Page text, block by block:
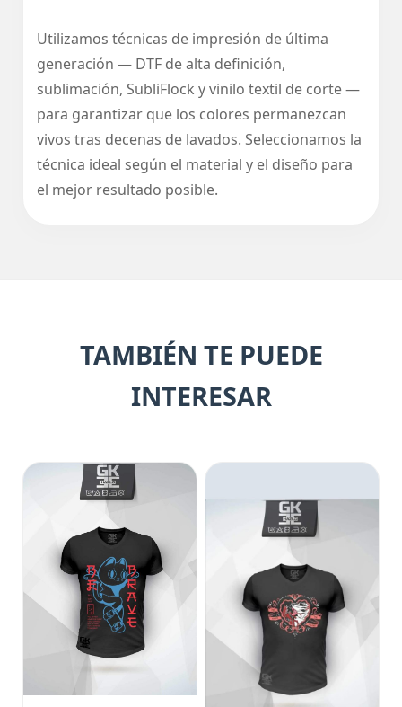
Utilizamos técnicas de impresión de última
generación — DTF de alta definición,
sublimación, SubliFlock y vinilo textil de corte —
para garantizar que los colores permanezcan
vivos tras decenas de lavados. Seleccionamos la
técnica ideal según el material y el diseño para
el mejor resultado posible.
TAMBIÉN TE PUEDE
INTERESAR